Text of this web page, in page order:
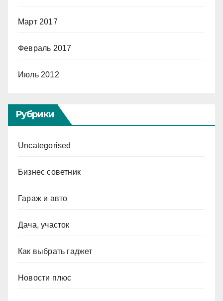
Март 2017
Февраль 2017
Июль 2012
Рубрики
Uncategorised
Бизнес советник
Гараж и авто
Дача, участок
Как выбрать гаджет
Новости плюс